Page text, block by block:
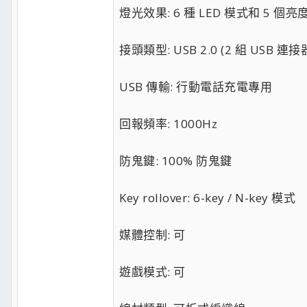
燈光效果: 6 種 LED 模式和 5 個亮
接頭類型: USB 2.0 (2 組 USB 連接
USB 傳輸: 行動電話充電專用
回報頻率: 1000Hz
防鬼鍵: 100% 防鬼鍵
Key rollover: 6-key / N-key 模式
媒體控制: 可
遊戲模式: 可